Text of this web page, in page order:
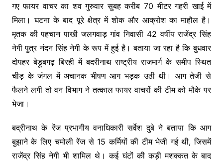
गए फायर वाचर का शव गुरुवार सुबह करीब 70 मीटर गहरी खाई में
मिला। घटना के बाद पूरे क्षेत्र में शोक और आक्रोश का माहौल है।
मृतक की पहचान पाखी जलगवाड़ गांव निवासी 42 वर्षीय राजेंद्र सिंह
नेगी पुत्र नंदन सिंह नेगी के रूप में हुई है। बताया जा रहा है कि बुधवार
दोपहर बेड़ूबगढ़ बिरही में बदरीनाथ राष्ट्रीय राजमार्ग के समीप स्थित
चीड़ के जंगल में अचानक भीषण आग भड़क उठी थी। आग तेजी से
फैलने लगी तो वन विभाग ने तत्काल फायर वाचरों की टीम को मौके पर
भेजा।
बद्रीनाथ के रेंज प्रभागीय वनाधिकारी सर्वेश दुबे ने बताया कि आग
बुझाने के लिए चमोली रेंज से 15 कर्मियों की टीम भेजी गई थी, जिसमें
राजेंद्र सिंह नेगी भी शामिल थे। कई घंटों की कड़ी मशक्कत के बाद